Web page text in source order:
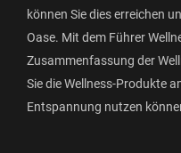
können Sie dies erreichen
Oase. Mit dem Führer
Zusammenfassung der
Sie die Wellness-Produkte
Entspannung nutzen